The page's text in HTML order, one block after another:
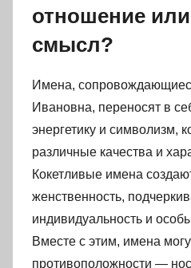
отношение
смысл?
Имена,
Ивановна, переносят в
энергетику и символизм,
различные качества и
Кокетливые имена
женственность,
индивидуальность и
Вместе с этим, имена
противоположности —